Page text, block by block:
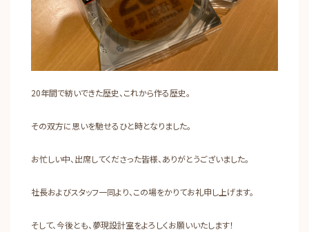
20年間で紡いできた歴史、これから作る歴史。
その双方に思いを馳せるひと時となりました。
お忙しい中、出席してくださった皆様、ありがとうございました。
社長およびスタッフ一同より、この場をかりてお礼申し上げます。
そして、今後とも、夢現設計室をよろしくお願いいたします！